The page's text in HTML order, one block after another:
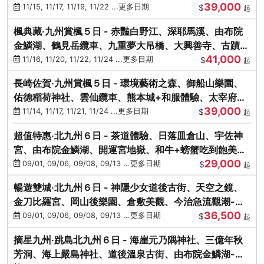
滿宮、竈門神社
11/15, 11/17, 11/19, 11/22 ...更多日期 $39,000 起
楓典藏‧九州賞楓５日 - 赤豔白野江、深耶馬溪、由布院
金鱗湖、鶴見岳纜車、九重夢大吊橋、大興善寺、古蹟河
豚+和牛饗宴
11/16, 11/20, 11/22, 11/24 ...更多日期 $41,000 起
長崎佐賀‧九州賞楓５日 - 環境藝術之森、御船山樂園、
佑德稻荷神社、雲仙纜車、熊本城+和服體驗、太宰府天
滿宮、光明禪寺
11/14, 11/17, 11/21, 11/24 ...更多日期 $39,000 起
超值特惠‧北九州６日 - 茶道體驗、日落皿倉山、宇佐神
宮、由布院金鱗湖、開運宮地嶽、和牛+螃蟹吃到飽美
饌-台中出發
09/01, 09/06, 09/08, 09/13 ...更多日期 $29,000 起
暢遊雙城‧北九州６日 - 神隱少女道後古街、天空之鏡、
金刀比羅宮、岡山後樂園、倉敷美觀、今治急流觀潮-台
中出發
09/01, 09/06, 09/08, 09/13 ...更多日期 $36,500 起
摘星九州‧跳島北九州６日 - 海崖元乃隅神社、三億年秋
芳洞、海上嚴島神社、道後溫泉古街、由布院金鱗湖-台